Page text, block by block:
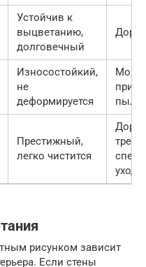
Устойчив к
выцветанию,
долговечный
Износостойкий,
не
деформируется
пыль
Престижный,
легко чистится
ухода
рисунком зависит
Если стены